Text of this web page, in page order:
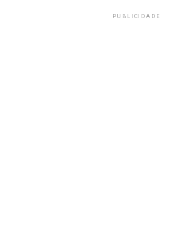
PUBLICIDADE